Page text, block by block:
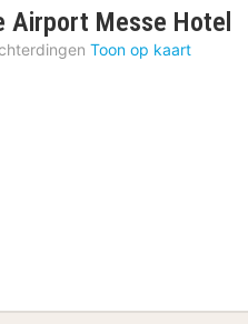
Airport Messe Hotel
Toon op kaart